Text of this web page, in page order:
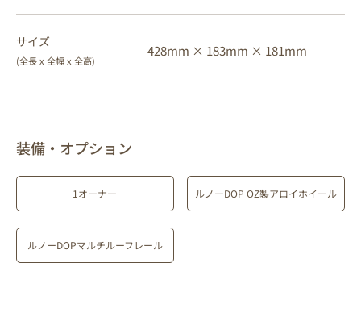
サイズ
(全長 x 全幅 x 全高)
428mm × 183mm × 181mm
装備・オプション
1オーナー ルノーDOP OZ製アロイホイール
ルノーDOPマルチルーフレール